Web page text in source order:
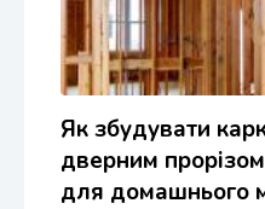
Як збудувати
дверним
для домашнього